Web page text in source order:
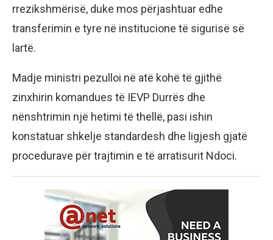
rrezikshmërisë, duke mos përjashtuar edhe
transferimin e tyre në institucione të sigurisë së
lartë.
Madje ministri pezulloi në atë kohë të gjithë
zinxhirin komandues të IEVP Durrës dhe
nënshtrimin një hetimi të thellë, pasi ishin
konstatuar shkelje standardesh dhe ligjesh gjatë
procedurave për trajtimin e të arratisurit Ndoci.